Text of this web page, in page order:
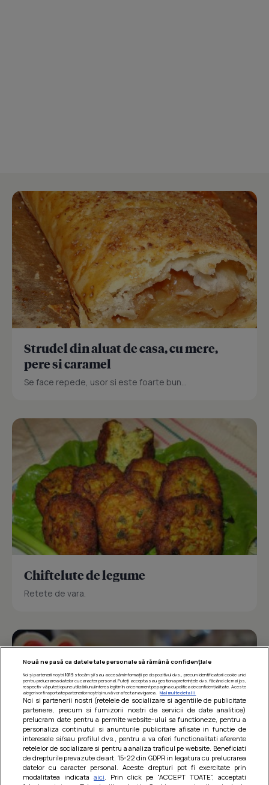
Strudel din aluat de casa, cu mere,
pere si caramel
Se face repede, usor si este foarte bun...
Chiftelute de legume
Retete de vara.
Nouă ne pasă ca datele tale personale să rămână confidențiale
Noi și partenerii noștri 1019stocăm și/sau accesăm informații pe dispozitivul dvs., precum identificatorii cookie unici
pentru prelucrarea datelor cu caracter personal. Puteți accepta sau gestiona preferințele dvs. făcând clic mai jos,
respectiv vă puteți opune utilizării unui interes legitim în orice moment pe pagina cu politica de confidențialitate. Aceste
alegeri vor fi raportate partenerilor noștri și nu vă vor afecta navigarea.
Mai multe detalii
Noi si partenerii nostri (retelele de socializare si agentiile de publicitate
partenere, precum si furnizorii nostri de servicii de date analitice)
prelucram date pentru a permite website-ului sa functioneze, pentru a
personaliza continutul si anunturile publicitare afisate in functie de
interesele si/sau profilul dvs., pentru a va oferi functionalitati aferente
retelelor de socializare si pentru a analiza traficul pe website. Beneficiati
de drepturile prevazute de art. 15-22 din GDPR in legatura cu prelucrarea
datelor cu caracter personal. Aceste drepturi pot fi exercitate prin
modalitatea indicataaici . Prin click pe “ACCEPT TOATE”, acceptati